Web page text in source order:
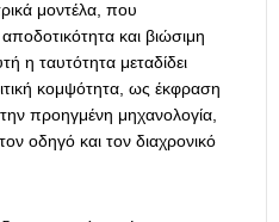
μοντέλα, που
και βιώσιμη
η ταυτότητα μεταδίδει
κομψότητα, ως έκφραση
προηγμένη μηχανολογία,
οδηγό και τον διαχρονικό